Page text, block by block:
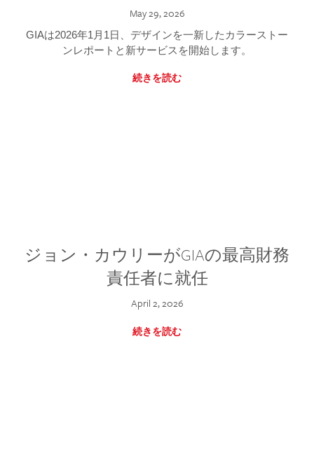
May 29, 2026
GIAは2026年1月1日、デザインを一新したカラーストー
ンレポートと新サービスを開始します。
続きを読む
ジョン・カウリーがGIAの最高財務
責任者に就任
April 2, 2026
続きを読む